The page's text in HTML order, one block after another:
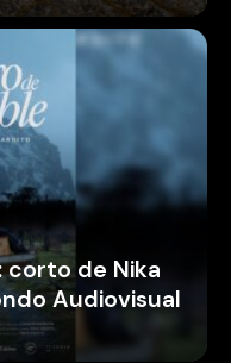
corto de Nika
Audiovisual